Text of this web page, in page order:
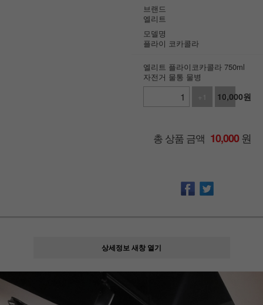
브랜드
엘리트
모델명
플라이 코카콜라
엘리트 플라이코카콜라 750ml
자전거 물통 물병
+1
-1
10,000원
총 상품 금액 10,000원
상세정보 새창 열기